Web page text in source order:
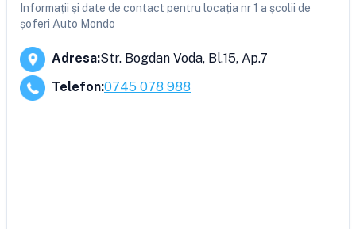
Informații și date de contact pentru locația nr 1 a școlii de
șoferi Auto Mondo
Adresa:Str. Bogdan Voda, Bl.15, Ap.7
Telefon:0745 078 988